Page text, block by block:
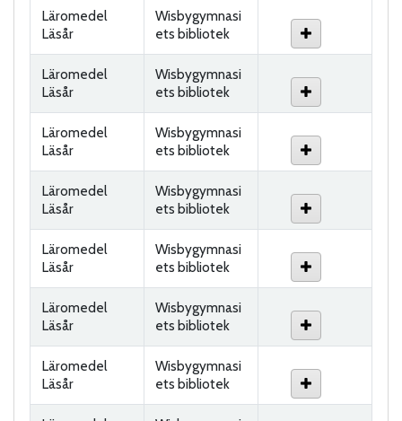
Läromedel
Läsår
Wisbygymnasi
ets bibliotek
Läromedel
Läsår
Wisbygymnasi
ets bibliotek
Läromedel
Läsår
Wisbygymnasi
ets bibliotek
Läromedel
Läsår
Wisbygymnasi
ets bibliotek
Läromedel
Läsår
Wisbygymnasi
ets bibliotek
Läromedel
Läsår
Wisbygymnasi
ets bibliotek
Läromedel
Läsår
Wisbygymnasi
ets bibliotek